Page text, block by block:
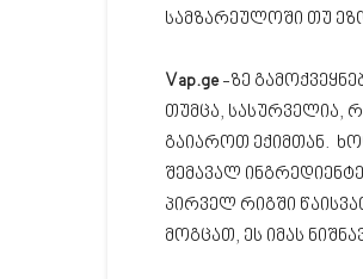
სამზარეულოში თუ
Vap.ge-ზე
თუმცა, სასურველია,
გაიაროთ ექიმთან.
შემავალ
პირველ რიგში
მოგცათ, ეს იმას